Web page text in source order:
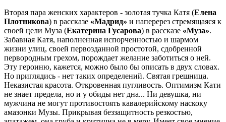
Вторая пара женских характеров - золотая тучка Катя (Елена
Плотникова) в рассказе «Мадрид» и наперерез стремящаяся к
своей цели Муза (Екатерина Гусарова) в рассказе «Муза».
Забавная Катя, наполненная испорченностью и шармом
жизни улиц, своей первозданной простотой, сдобренной
первородным грехом, порождает желание заботиться о ней.
Эту героиню, кажется, можно было бы описать в двух словах.
Но приглядись - нет таких определений. Святая грешница.
Неказистая красота. Откровенная пугливость. Оптимизм Кати
не знает предела, но и у обиды нет дна... Ни девушка, ни
мужчина не могут противостоять кавалерийскому наскоку
амазонки Музы. Прикрывая беззащитность резкостью,